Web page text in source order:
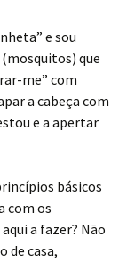
e sou
que
me” com
a cabeça com
e a apertar
básicos
com os
a fazer? Não
de casa,